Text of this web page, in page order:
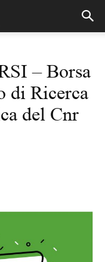
– Borsa
di Ricerca
del Cnr